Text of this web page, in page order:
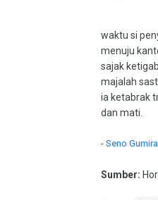
waktu si
menuju
sajak
majalah
ia ketabrak
dan mati.
- Seno
Sumber: